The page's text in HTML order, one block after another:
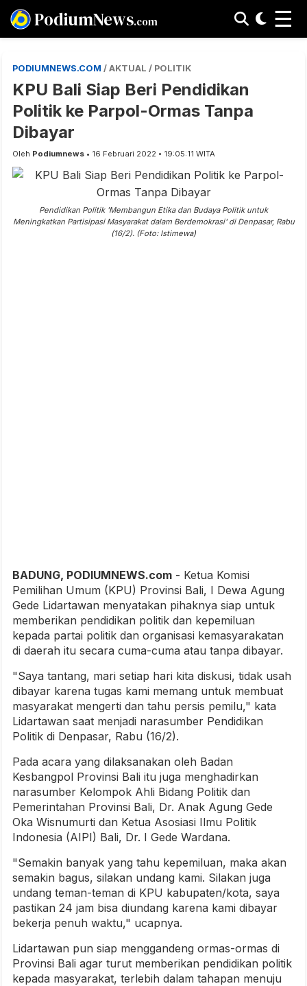
PodiumNews.com ☰
PODIUMNEWS.COM / AKTUAL / POLITIK
KPU Bali Siap Beri Pendidikan
Politik ke Parpol-Ormas Tanpa
Dibayar
Oleh Podiumnews • 16 Februari 2022 • 19:05:11 WITA
Pendidikan Politik 'Membangun Etika dan Budaya Politik untuk
Meningkatkan Partisipasi Masyarakat dalam Berdemokrasi' di Denpasar, Rabu
(16/2). (Foto: Istimewa)
BADUNG, PODIUMNEWS.com - Ketua Komisi
Pemilihan Umum (KPU) Provinsi Bali, I Dewa Agung
Gede Lidartawan menyatakan pihaknya siap untuk
memberikan pendidikan politik dan kepemiluan
kepada partai politik dan organisasi kemasyarakatan
di daerah itu secara cuma-cuma atau tanpa dibayar.
"Saya tantang, mari setiap hari kita diskusi, tidak usah
dibayar karena tugas kami memang untuk membuat
masyarakat mengerti dan tahu persis pemilu," kata
Lidartawan saat menjadi narasumber Pendidikan
Politik di Denpasar, Rabu (16/2).
Pada acara yang dilaksanakan oleh Badan
Kesbangpol Provinsi Bali itu juga menghadirkan
narasumber Kelompok Ahli Bidang Politik dan
Pemerintahan Provinsi Bali, Dr. Anak Agung Gede
Oka Wisnumurti dan Ketua Asosiasi Ilmu Politik
Indonesia (AIPI) Bali, Dr. I Gede Wardana.
"Semakin banyak yang tahu kepemiluan, maka akan
semakin bagus, silakan undang kami. Silakan juga
undang teman-teman di KPU kabupaten/kota, saya
pastikan 24 jam bisa diundang karena kami dibayar
bekerja penuh waktu," ucapnya.
Lidartawan pun siap menggandeng ormas-ormas di
Provinsi Bali agar turut memberikan pendidikan politik
kepada masyarakat, terlebih dalam tahapan menuju